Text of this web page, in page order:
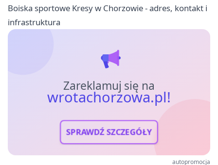
Boiska sportowe Kresy w Chorzowie - adres, kontakt i
infrastruktura
Zareklamuj się na
wrotachorzowa.pl!
SPRAWDŹ SZCZEGÓŁY
autopromocja